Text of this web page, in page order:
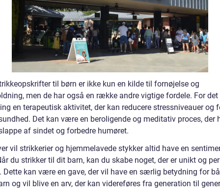
til børn er ikke kun en kilde til fornøjelse og
men de har også en række andre vigtige fordele. For
en terapeutisk aktivitet, der kan reducere stressniveauer og
Det kan være en beroligende og meditativ proces, der
af sindet og forbedre humøret.
vil strikkerier og hjemmelavede stykker altid have en
du strikker til dit barn, kan du skabe noget, der er unikt og
Dette kan være en gave, der vil have en særlig betydning for
og vil blive en arv, der kan videreføres fra generation til